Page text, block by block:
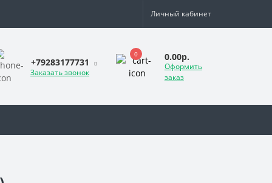
Личный кабинет
+79283177731
Заказать звонок
0 0.00р.
Оформить
заказ